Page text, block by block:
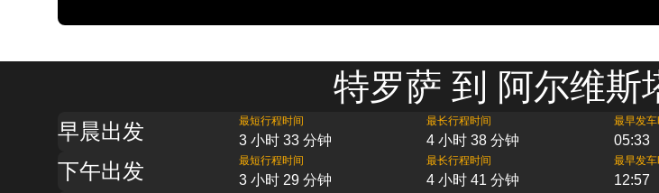
特罗萨 到 阿尔维斯
早晨出发 最短行程时间
3 小时 33 分钟
最长行程时间
4 小时 38 分钟
最早发车
05:33
下午出发 最短行程时间
3 小时 29 分钟
最长行程时间
4 小时 41 分钟
最早发车
12:57